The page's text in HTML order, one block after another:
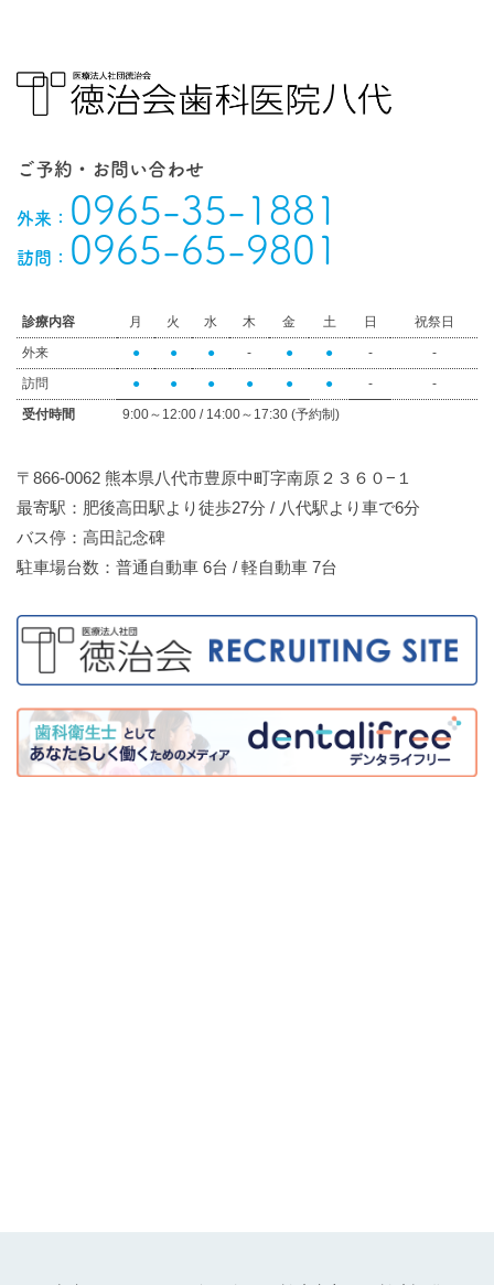
ご予約・お問い合わせ
外来： 0965-35-1881
訪問： 0965-65-9801
診療内容 月 火 水 木 金 土 日
祝祭日
外来
● ● ● - ● ● -
-
訪問
● ● ● ● ● ● -
-
受付時間
9:00～12:00 / 14:00～17:30 (予約制)
〒866-0062 熊本県八代市豊原中町字南原２３６０−１
最寄駅：肥後高田駅より徒歩27分 / 八代駅より車で6分
バス停：高田記念碑
駐車場台数：普通自動車 6台 / 軽自動車 7台